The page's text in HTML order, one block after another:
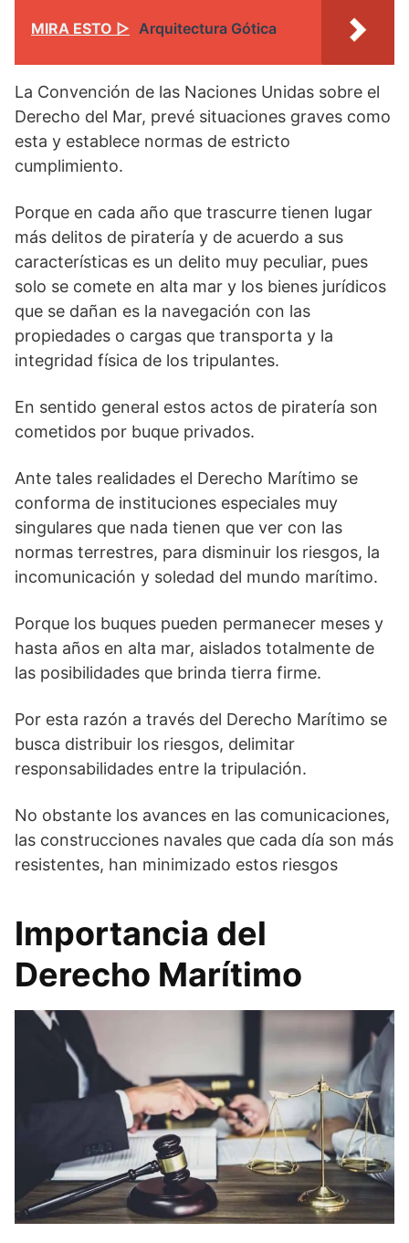
MIRA ESTO ▷ Arquitectura Gótica
La Convención de las Naciones Unidas sobre el
Derecho del Mar, prevé situaciones graves como
esta y establece normas de estricto
cumplimiento.
Porque en cada año que trascurre tienen lugar
más delitos de piratería y de acuerdo a sus
características es un delito muy peculiar, pues
solo se comete en alta mar y los bienes jurídicos
que se dañan es la navegación con las
propiedades o cargas que transporta y la
integridad física de los tripulantes.
En sentido general estos actos de piratería son
cometidos por buque privados.
Ante tales realidades el Derecho Marítimo se
conforma de instituciones especiales muy
singulares que nada tienen que ver con las
normas terrestres, para disminuir los riesgos, la
incomunicación y soledad del mundo marítimo.
Porque los buques pueden permanecer meses y
hasta años en alta mar, aislados totalmente de
las posibilidades que brinda tierra firme.
Por esta razón a través del Derecho Marítimo se
busca distribuir los riesgos, delimitar
responsabilidades entre la tripulación.
No obstante los avances en las comunicaciones,
las construcciones navales que cada día son más
resistentes, han minimizado estos riesgos
Importancia del
Derecho Marítimo